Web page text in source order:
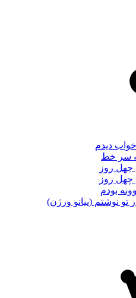
خواب دیدم
سر خط
چهل روز
چهل روز
بودم
تو نوشتم (پیانو ورژن)